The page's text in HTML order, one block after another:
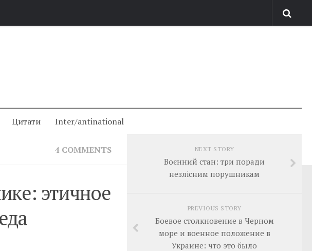
Цитати Inter/antinational
4 COMMENTS
этичное
NEXT STORY
Воєнний стан: три поради
незлісним порушникам
PREVIOUS STORY
Боевое столкновение в Черном
море и военное положение в
Украине: что это было